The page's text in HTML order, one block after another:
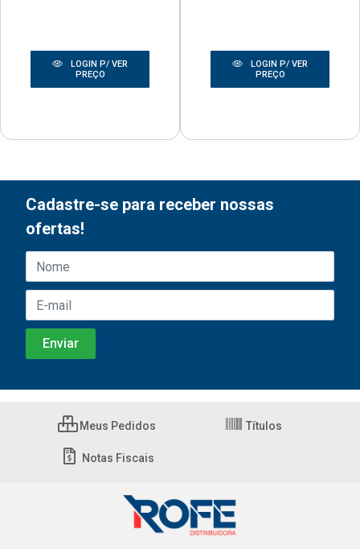
LOGIN P/ VER
PREÇO
LOGIN P/ VER
PREÇO
Cadastre-se para receber nossas
ofertas!
Meus Pedidos Títulos
Notas Fiscais